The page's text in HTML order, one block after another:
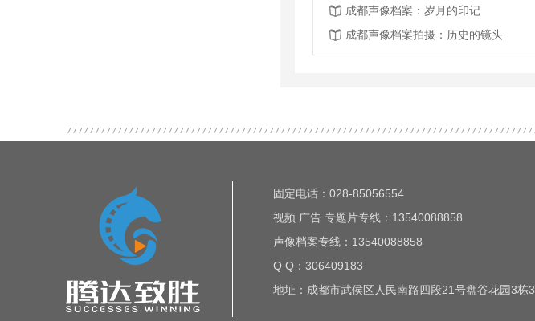
成都声像档案：岁月的印记
成都声像档案拍摄：历史的镜头
固定电话：028-85056554
视频 广告 专题片专线：13540088858
声像档案专线：13540088858
Q Q：306409183
地址：成都市武侯区人民南路四段21号盘谷花园3栋